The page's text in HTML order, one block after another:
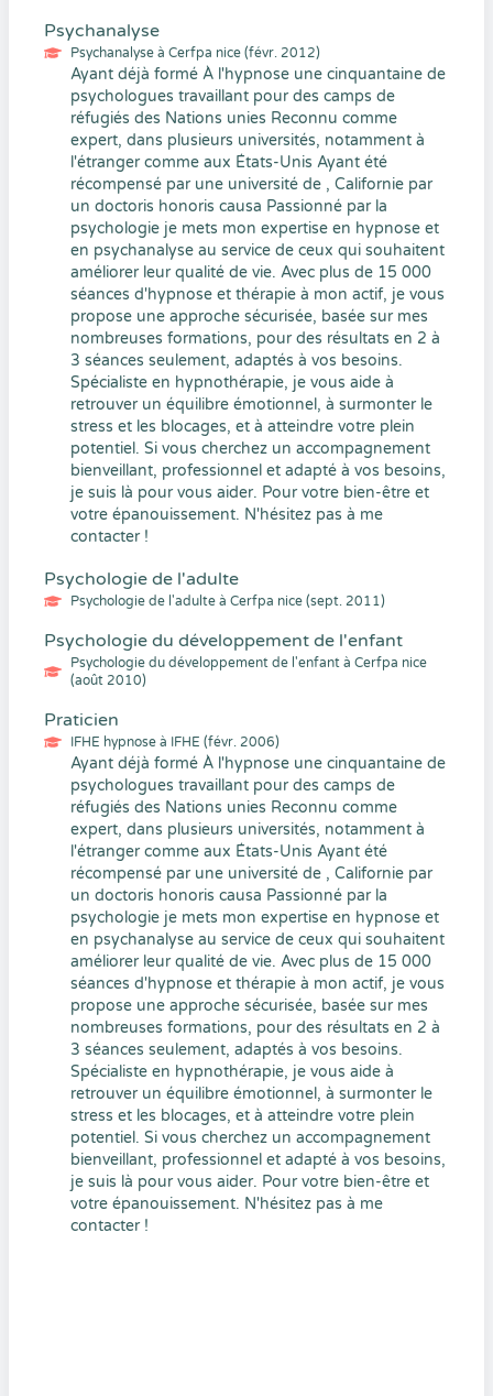
Psychanalyse
Psychanalyse à Cerfpa nice (févr. 2012)
Ayant déjà formé À l'hypnose une cinquantaine de
psychologues travaillant pour des camps de
réfugiés des Nations unies Reconnu comme
expert, dans plusieurs universités, notamment à
l'étranger comme aux États-Unis Ayant été
récompensé par une université de , Californie par
un doctoris honoris causa Passionné par la
psychologie je mets mon expertise en hypnose et
en psychanalyse au service de ceux qui souhaitent
améliorer leur qualité de vie. Avec plus de 15 000
séances d'hypnose et thérapie à mon actif, je vous
propose une approche sécurisée, basée sur mes
nombreuses formations, pour des résultats en 2 à
3 séances seulement, adaptés à vos besoins.
Spécialiste en hypnothérapie, je vous aide à
retrouver un équilibre émotionnel, à surmonter le
stress et les blocages, et à atteindre votre plein
potentiel. Si vous cherchez un accompagnement
bienveillant, professionnel et adapté à vos besoins,
je suis là pour vous aider. Pour votre bien-être et
votre épanouissement. N'hésitez pas à me
contacter !
Psychologie de l'adulte
Psychologie de l'adulte à Cerfpa nice (sept. 2011)
Psychologie du développement de l'enfant
Psychologie du développement de l'enfant à Cerfpa nice
(août 2010)
Praticien
IFHE hypnose à IFHE (févr. 2006)
Ayant déjà formé À l'hypnose une cinquantaine de
psychologues travaillant pour des camps de
réfugiés des Nations unies Reconnu comme
expert, dans plusieurs universités, notamment à
l'étranger comme aux États-Unis Ayant été
récompensé par une université de , Californie par
un doctoris honoris causa Passionné par la
psychologie je mets mon expertise en hypnose et
en psychanalyse au service de ceux qui souhaitent
améliorer leur qualité de vie. Avec plus de 15 000
séances d'hypnose et thérapie à mon actif, je vous
propose une approche sécurisée, basée sur mes
nombreuses formations, pour des résultats en 2 à
3 séances seulement, adaptés à vos besoins.
Spécialiste en hypnothérapie, je vous aide à
retrouver un équilibre émotionnel, à surmonter le
stress et les blocages, et à atteindre votre plein
potentiel. Si vous cherchez un accompagnement
bienveillant, professionnel et adapté à vos besoins,
je suis là pour vous aider. Pour votre bien-être et
votre épanouissement. N'hésitez pas à me
contacter !